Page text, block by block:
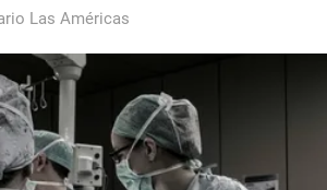
Las Américas